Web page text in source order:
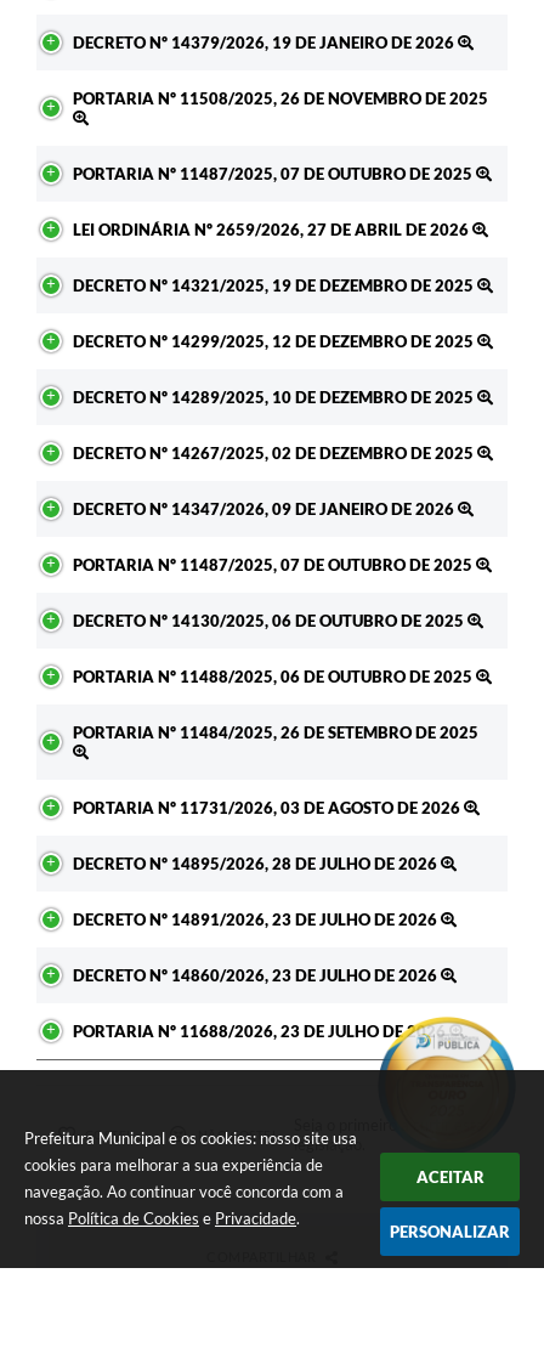
Prefeitura Municipal e os cookies: nosso site usa
cookies para melhorar a sua experiência de
navegação. Ao continuar você concorda com a
nossa Política de Cookies e Privacidade.
ACEITAR
PERSONALIZAR
DECRETO Nº 14379/2026, 19 DE JANEIRO DE 2026
PORTARIA Nº 11508/2025, 26 DE NOVEMBRO DE 2025
PORTARIA Nº 11487/2025, 07 DE OUTUBRO DE 2025
LEI ORDINÁRIA Nº 2659/2026, 27 DE ABRIL DE 2026
DECRETO Nº 14321/2025, 19 DE DEZEMBRO DE 2025
DECRETO Nº 14299/2025, 12 DE DEZEMBRO DE 2025
DECRETO Nº 14289/2025, 10 DE DEZEMBRO DE 2025
DECRETO Nº 14267/2025, 02 DE DEZEMBRO DE 2025
DECRETO Nº 14347/2026, 09 DE JANEIRO DE 2026
PORTARIA Nº 11487/2025, 07 DE OUTUBRO DE 2025
DECRETO Nº 14130/2025, 06 DE OUTUBRO DE 2025
PORTARIA Nº 11488/2025, 06 DE OUTUBRO DE 2025
PORTARIA Nº 11484/2025, 26 DE SETEMBRO DE 2025
PORTARIA Nº 11731/2026, 03 DE AGOSTO DE 2026
DECRETO Nº 14895/2026, 28 DE JULHO DE 2026
DECRETO Nº 14891/2026, 23 DE JULHO DE 2026
DECRETO Nº 14860/2026, 23 DE JULHO DE 2026
PORTARIA Nº 11688/2026, 23 DE JULHO DE 2026
GOSTEI NÃO GOSTEI
legislação.